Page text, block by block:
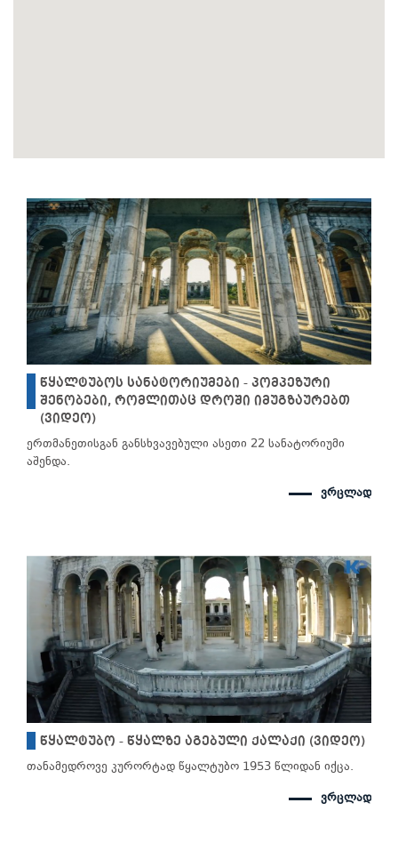
წყალტუბოს სანატორიუმები - პომპეზური
შენობები, რომლითაც დროში იმუგზაურებთ
(ვიდეო)
ერთმანეთისგან განსხვავებული ასეთი 22 სანატორიუმი
აშენდა.
ვრცლად
წყალტუბო - წყალზე აგებული ქალაქი (ვიდეო)
თანამედროვე კურორტად წყალტუბო 1953 წლიდან იქცა.
ვრცლად